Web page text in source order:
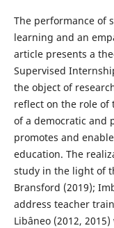
The performance of
learning and an
article presents a
Supervised
the object of
reflect on the role of
of a democratic and
promotes and
education. The
study in the light of
Bransford (2019);
address teacher
Libâneo (2012,